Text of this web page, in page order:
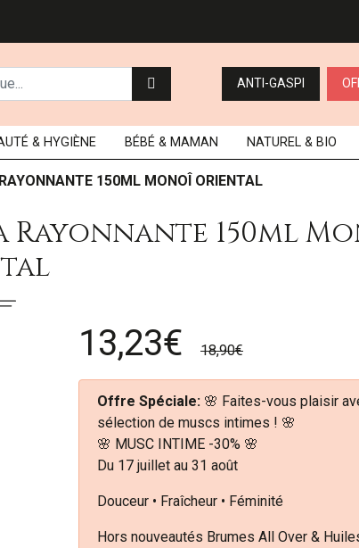
ANTI-GASPI
& HYGIÈNE BÉBÉ & MAMAN NATUREL & BIO
150ML MONOÎ ORIENTAL
Rayonnante 150ml
13,23€ 18,90€
Offre Spéciale: 🌸 Faites-vous plaisir
sélection de muscs intimes ! 🌸
🌸 MUSC INTIME -30% 🌸
Du 17 juillet au 31 août
Douceur • Fraîcheur • Féminité
Hors nouveautés Brumes All Over &